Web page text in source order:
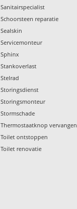
Sanitairspecialist
Schoorsteen reparatie
Sealskin
Servicemonteur
Sphinx
Stankoverlast
Stelrad
Storingsdienst
Storingsmonteur
Stormschade
Thermostaatknop vervangen
Toilet ontstoppen
Toilet renovatie